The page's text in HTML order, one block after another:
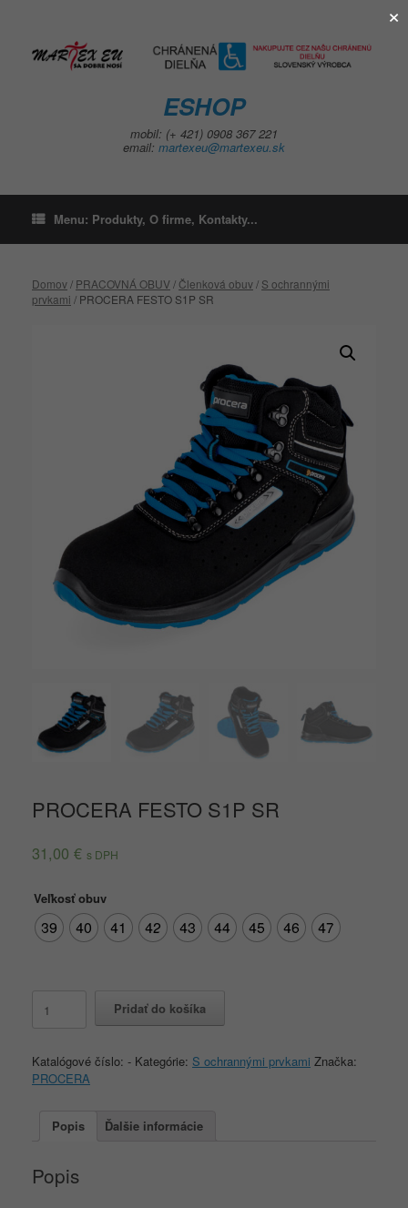
ESHOP
mobil: (+ 421) 0908 367 221
email: martexeu@martexeu.sk
Menu: Produkty, O firme, Kontakty...
Domov/ PRACOVNÁ OBUV/ Členková obuv/ S ochrannými
prvkami / PROCERA FESTO S1P SR
PROCERA FESTO S1P SR
31,00 € s DPH
Veľkosť obuv
39 40 41 42 43 44 45 46 47
PROCERA
SR
Pridať do košíka
Katalógové číslo: - Kategórie: S ochrannými prvkami Značka:
PROCERA
Popis Ďalšie informácie
Popis
×